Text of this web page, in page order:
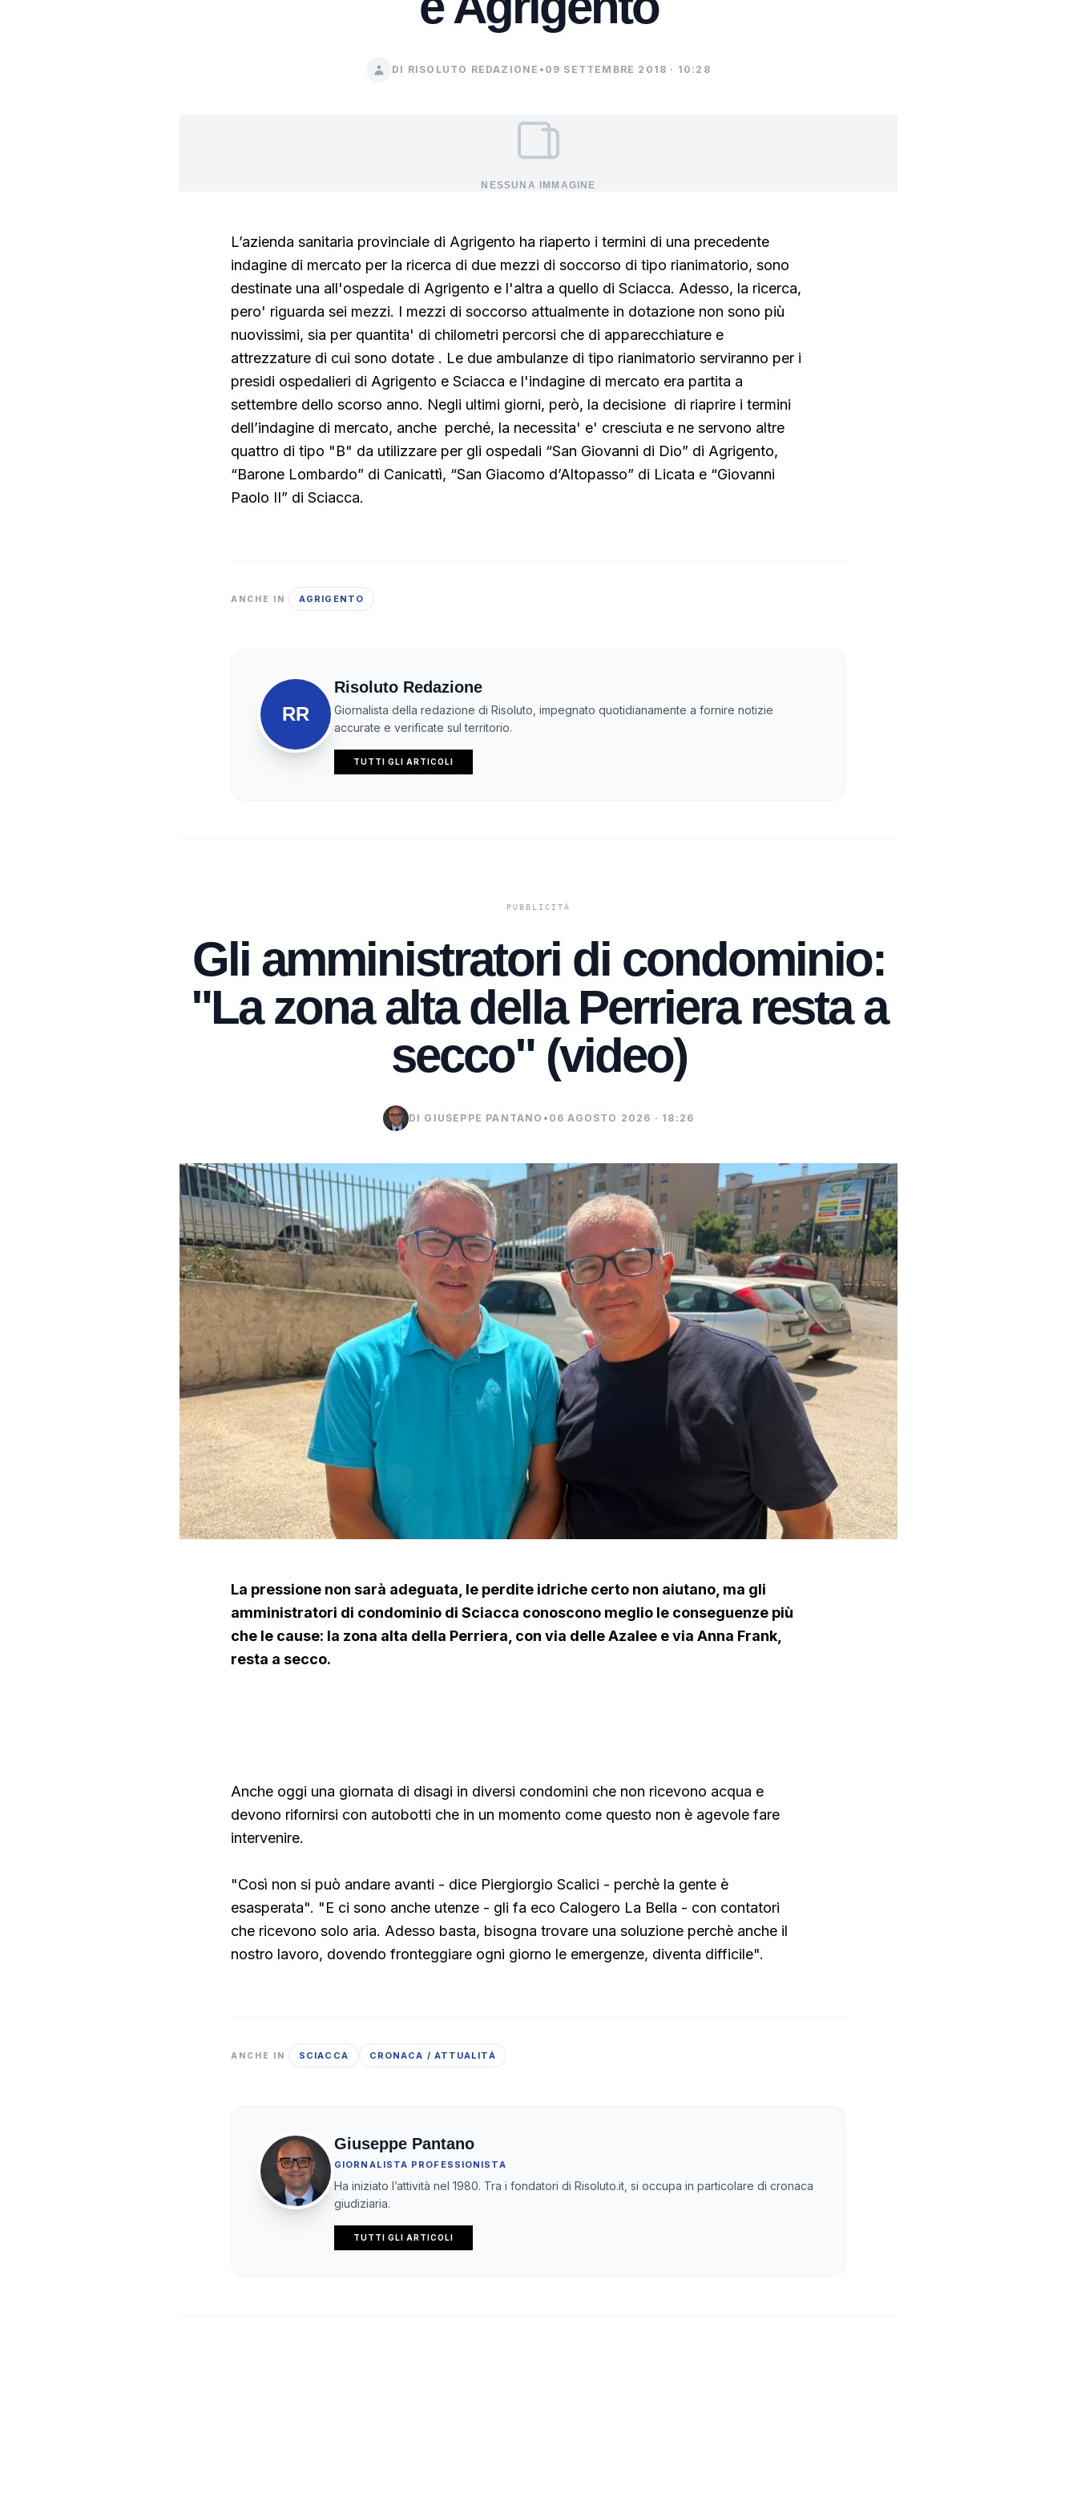
DI RISOLUTO REDAZIONE • 09 SETTEMBRE 2018 · 10:28
NESSUNA IMMAGINE
L’azienda sanitaria provinciale di Agrigento ha riaperto i termini di una precedente
indagine di mercato per la ricerca di due mezzi di soccorso di tipo rianimatorio, sono
destinate una all'ospedale di Agrigento e l'altra a quello di Sciacca. Adesso, la ricerca,
pero' riguarda sei mezzi. I mezzi di soccorso attualmente in dotazione non sono più
nuovissimi, sia per quantita' di chilometri percorsi che di apparecchiature e
attrezzature di cui sono dotate . Le due ambulanze di tipo rianimatorio serviranno per i
presidi ospedalieri di Agrigento e Sciacca e l'indagine di mercato era partita a
settembre dello scorso anno. Negli ultimi giorni, però, la decisione di riaprire i termini
dell’indagine di mercato, anche perché, la necessita' e' cresciuta e ne servono altre
quattro di tipo "B" da utilizzare per gli ospedali “San Giovanni di Dio” di Agrigento,
“Barone Lombardo” di Canicattì, “San Giacomo d’Altopasso” di Licata e “Giovanni
Paolo II” di Sciacca.
ANCHE IN AGRIGENTO
RR
Risoluto Redazione
Giornalista della redazione di Risoluto, impegnato quotidianamente a fornire notizie
accurate e verificate sul territorio.
TUTTI GLI ARTICOLI
Gli amministratori di condominio:
"La zona alta della Perriera resta a
secco" (video)
DI GIUSEPPE PANTANO • 06 AGOSTO 2026 · 18:26
La pressione non sarà adeguata, le perdite idriche certo non aiutano, ma gli
amministratori di condominio di Sciacca conoscono meglio le conseguenze più
che le cause: la zona alta della Perriera, con via delle Azalee e via Anna Frank,
resta a secco.
Anche oggi una giornata di disagi in diversi condomini che non ricevono acqua e
devono rifornirsi con autobotti che in un momento come questo non è agevole fare
intervenire.
"Così non si può andare avanti - dice Piergiorgio Scalici - perchè la gente è
esasperata". "E ci sono anche utenze - gli fa eco Calogero La Bella - con contatori
che ricevono solo aria. Adesso basta, bisogna trovare una soluzione perchè anche il
nostro lavoro, dovendo fronteggiare ogni giorno le emergenze, diventa difficile".
ANCHE IN SCIACCA CRONACA / ATTUALITÀ
Giuseppe Pantano
GIORNALISTA PROFESSIONISTA
Ha iniziato l’attività nel 1980. Tra i fondatori di Risoluto.it, si occupa in particolare di cronaca
giudiziaria.
TUTTI GLI ARTICOLI